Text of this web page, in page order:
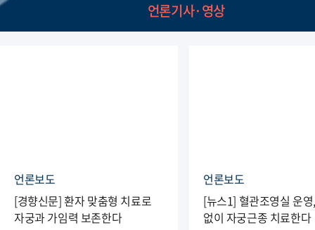
언론기사·영상
언론보도
[경향신문] 환자 맞춤형 치료로
자궁과 가임력 보존한다
언론보도
[뉴스1] 혈관조영실 운
없이 자궁근종 치료한다